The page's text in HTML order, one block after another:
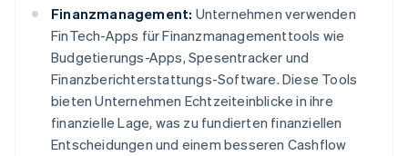
Finanzmanagement: Unternehmen verwenden
FinTech-Apps für Finanzmanagementtools wie
Budgetierungs-Apps, Spesentracker und
Finanzberichterstattungs-Software. Diese Tools
bieten Unternehmen Echtzeiteinblicke in ihre
finanzielle Lage, was zu fundierten finanziellen
Entscheidungen und einem besseren Cashflow